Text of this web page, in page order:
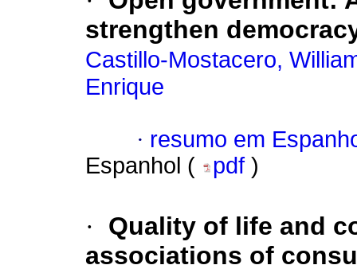
strengthen
Castillo-Mostacero,
Enrique
· resumo em
Espanhol (
pdf )
·
Quality of life and
associations of